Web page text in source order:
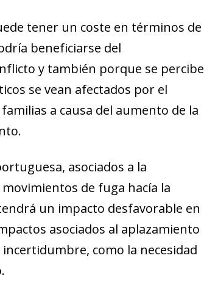
tener un coste en términos de
beneficiarse del
y también porque se percibe
se vean afectados por el
a causa del aumento de la
asociados a la
movimientos de fuga hacía la
un impacto desfavorable en
asociados al aplazamiento
como la necesidad